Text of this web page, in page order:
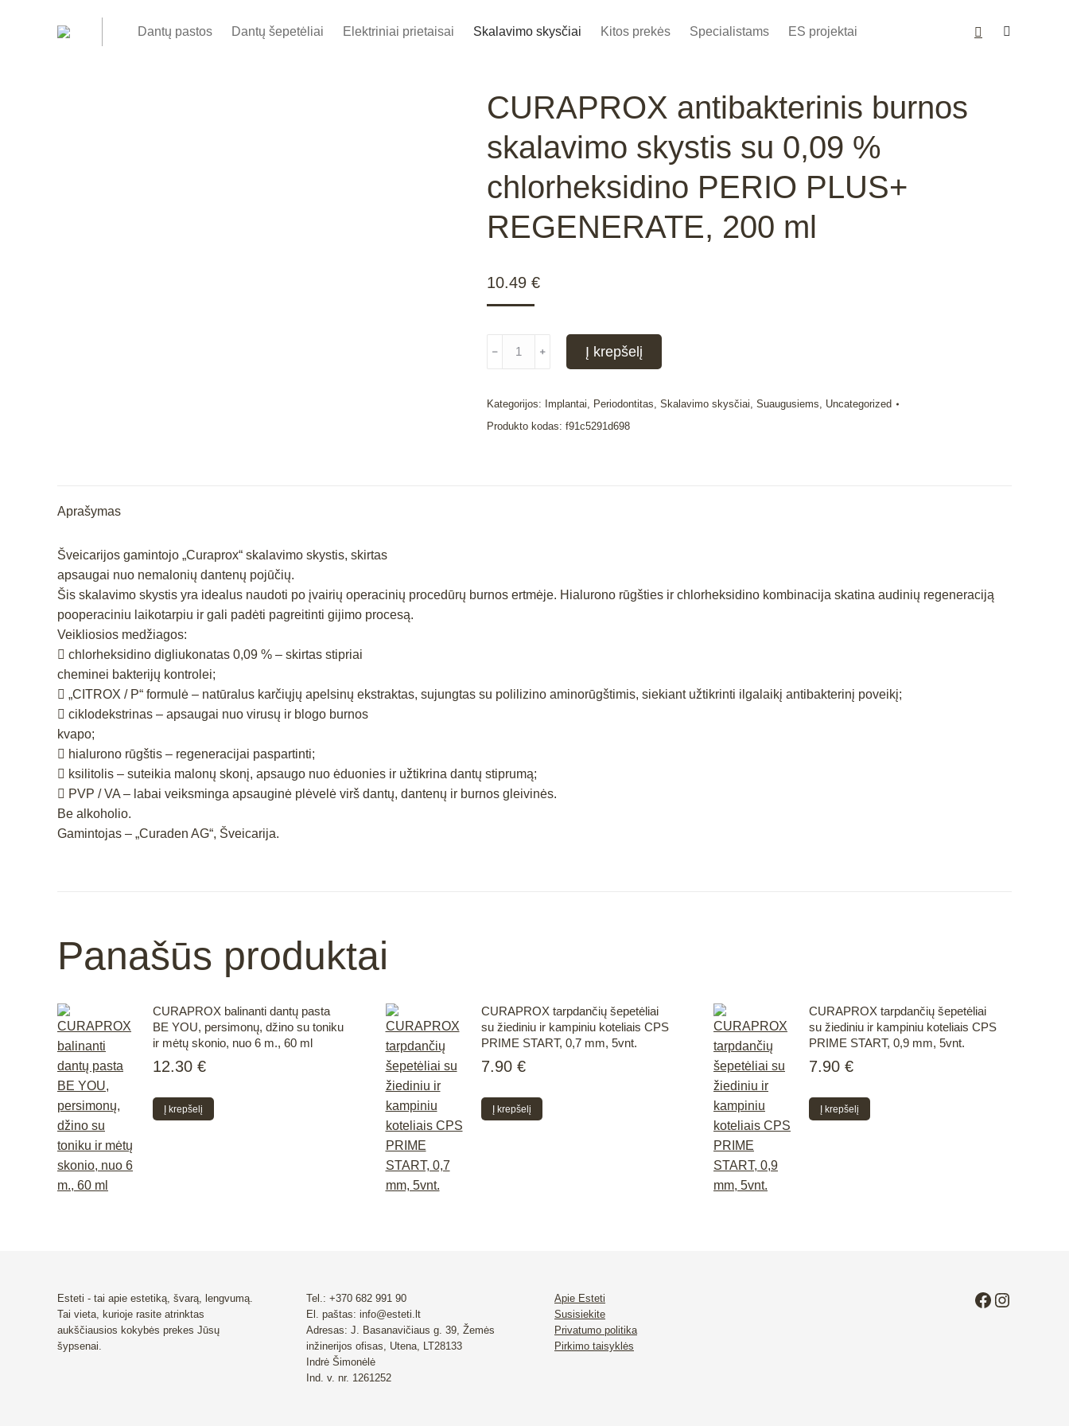
Dantų pastos Dantų šepetėliai Elektriniai prietaisai Skalavimo skysčiai Kitos prekės Specialistams ES projektai
CURAPROX antibakterinis burnos
skalavimo skystis su 0,09 %
chlorheksidino PERIO PLUS+
REGENERATE, 200 ml
10.49 €
antibakterinis
burnos
REGENERATE,
﹣ ﹢ Į krepšelį
Kategorijos: Implantai, Periodontitas, Skalavimo skysčiai, Suaugusiems, Uncategorized
Produkto kodas: f91c5291d698
Aprašymas
Šveicarijos gamintojo „Curaprox“ skalavimo skystis, skirtas
apsaugai nuo nemalonių dantenų pojūčių.
Šis skalavimo skystis yra idealus naudoti po įvairių operacinių procedūrų burnos ertmėje. Hialurono rūgšties ir chlorheksidino kombinacija skatina audinių regeneraciją
pooperaciniu laikotarpiu ir gali padėti pagreitinti gijimo procesą.
Veikliosios medžiagos:
 chlorheksidino digliukonatas 0,09 % – skirtas stipriai
cheminei bakterijų kontrolei;
 „CITROX / P“ formulė – natūralus karčiųjų apelsinų ekstraktas, sujungtas su polilizino aminorūgštimis, siekiant užtikrinti ilgalaikį antibakterinį poveikį;
 ciklodekstrinas – apsaugai nuo virusų ir blogo burnos
kvapo;
 hialurono rūgštis – regeneracijai paspartinti;
 ksilitolis – suteikia malonų skonį, apsaugo nuo ėduonies ir užtikrina dantų stiprumą;
 PVP / VA – labai veiksminga apsauginė plėvelė virš dantų, dantenų ir burnos gleivinės.
Be alkoholio.
Gamintojas – „Curaden AG“, Šveicarija.
Panašūs produktai
CURAPROX balinanti dantų pasta
BE YOU, persimonų, džino su toniku
ir mėtų skonio, nuo 6 m., 60 ml
12.30 €
Į krepšelį
CURAPROX tarpdančių šepetėliai
su žiediniu ir kampiniu koteliais CPS
PRIME START, 0,7 mm, 5vnt.
7.90 €
Į krepšelį
CURAPROX tarpdančių šepetėliai
su žiediniu ir kampiniu koteliais CPS
PRIME START, 0,9 mm, 5vnt.
7.90 €
Į krepšelį
Esteti - tai apie estetiką, švarą, lengvumą.
Tai vieta, kurioje rasite atrinktas
aukščiausios kokybės prekes Jūsų
šypsenai.
Tel.: +370 682 991 90
El. paštas: info@esteti.lt
Adresas: J. Basanavičiaus g. 39, Žemės
inžinerijos ofisas, Utena, LT28133
Indrė Šimonėlė
Ind. v. nr. 1261252
Apie Esteti
Susisiekite
Privatumo politika
Pirkimo taisyklės
Facebook